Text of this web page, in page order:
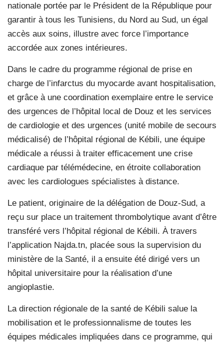
nationale portée par le Président de la République pour
garantir à tous les Tunisiens, du Nord au Sud, un égal
accès aux soins, illustre avec force l’importance
accordée aux zones intérieures.
Dans le cadre du programme régional de prise en
charge de l’infarctus du myocarde avant hospitalisation,
et grâce à une coordination exemplaire entre le service
des urgences de l’hôpital local de Douz et les services
de cardiologie et des urgences (unité mobile de secours
médicalisé) de l’hôpital régional de Kébili, une équipe
médicale a réussi à traiter efficacement une crise
cardiaque par télémédecine, en étroite collaboration
avec les cardiologues spécialistes à distance.
Le patient, originaire de la délégation de Douz-Sud, a
reçu sur place un traitement thrombolytique avant d’être
transféré vers l’hôpital régional de Kébili. À travers
l’application Najda.tn, placée sous la supervision du
ministère de la Santé, il a ensuite été dirigé vers un
hôpital universitaire pour la réalisation d’une
angioplastie.
La direction régionale de la santé de Kébili salue la
mobilisation et le professionnalisme de toutes les
équipes médicales impliquées dans ce programme, qui